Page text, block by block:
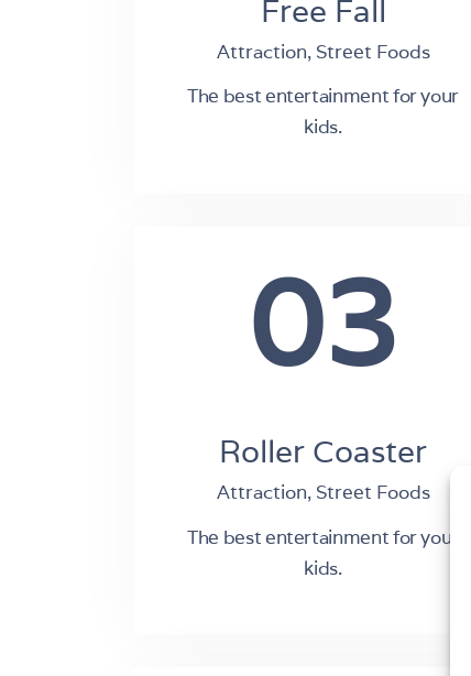
Free Fall
Attraction, Street Foods
The best entertainment for your
kids.
03
Roller Coaster
Attraction, Street Foods
The best entertainment for your
kids.